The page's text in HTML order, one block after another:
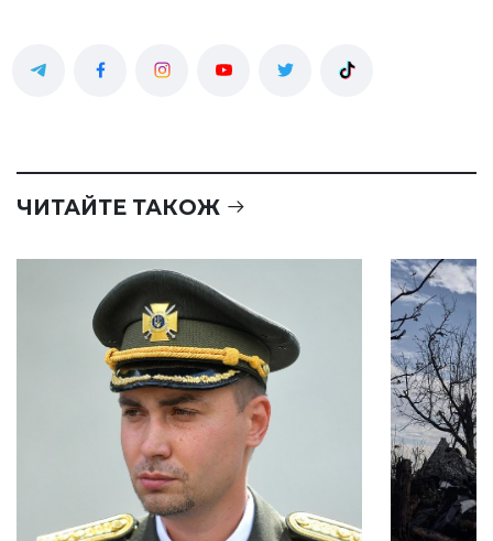
ЧИТАЙТЕ ТАКОЖ